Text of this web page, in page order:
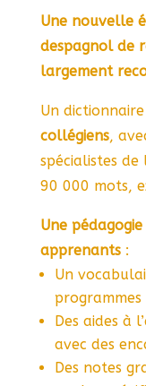
Une nouvelle
despagnol
largement
Un dictionnaire
collégiens,
spécialistes
90 000 mots,
Une
apprenants:
Un
programmes
Des aides à
avec des
Des notes